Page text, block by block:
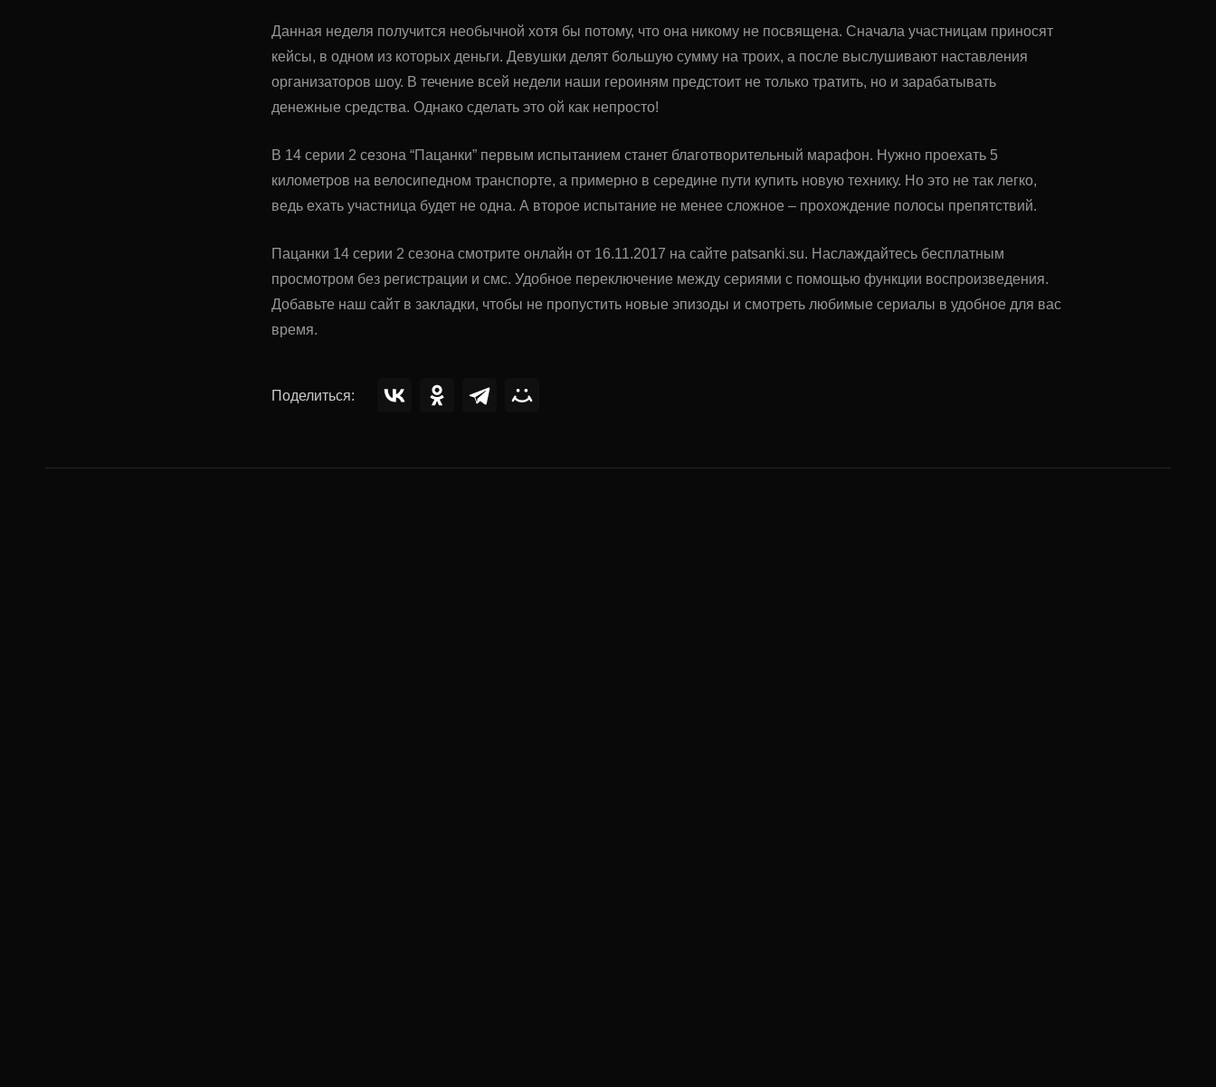
Данная неделя получится необычной хотя бы потому, что она никому не посвящена. Сначала участницам приносят
кейсы, в одном из которых деньги. Девушки делят большую сумму на троих, а после выслушивают наставления
организаторов шоу. В течение всей недели наши героиням предстоит не только тратить, но и зарабатывать
денежные средства. Однако сделать это ой как непросто!
В 14 серии 2 сезона “Пацанки” первым испытанием станет благотворительный марафон. Нужно проехать 5
километров на велосипедном транспорте, а примерно в середине пути купить новую технику. Но это не так легко,
ведь ехать участница будет не одна. А второе испытание не менее сложное – прохождение полосы препятствий.
Пацанки 14 серии 2 сезона смотрите онлайн от 16.11.2017 на сайте patsanki.su. Наслаждайтесь бесплатным
просмотром без регистрации и смс. Удобное переключение между сериями с помощью функции воспроизведения.
Добавьте наш сайт в закладки, чтобы не пропустить новые эпизоды и смотреть любимые сериалы в удобное для вас
время.
Поделиться: